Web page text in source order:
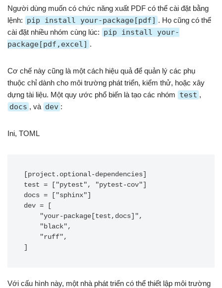
Người dùng muốn có chức năng xuất PDF có thể cài đặt bằng
lệnh: pip install your-package[pdf] . Họ cũng có thể
cài đặt nhiều nhóm cùng lúc: pip install your-
package[pdf,excel] .
Cơ chế này cũng là một cách hiệu quả để quản lý các phụ
thuộc chỉ dành cho môi trường phát triển, kiểm thử, hoặc xây
dựng tài liệu. Một quy ước phổ biến là tạo các nhóm test ,
docs , và dev :
Ini, TOML
[project.optional-dependencies]
test = ["pytest", "pytest-cov"]
docs = ["sphinx"]
dev = [
Với cấu hình này, một nhà phát triển có thể thiết lập môi trường